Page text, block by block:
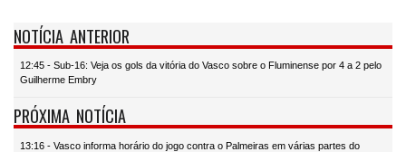
NOTÍCIA ANTERIOR
12:45 - Sub-16: Veja os gols da vitória do Vasco sobre o Fluminense por 4 a 2 pelo
Guilherme Embry
PRÓXIMA NOTÍCIA
13:16 - Vasco informa horário do jogo contra o Palmeiras em várias partes do